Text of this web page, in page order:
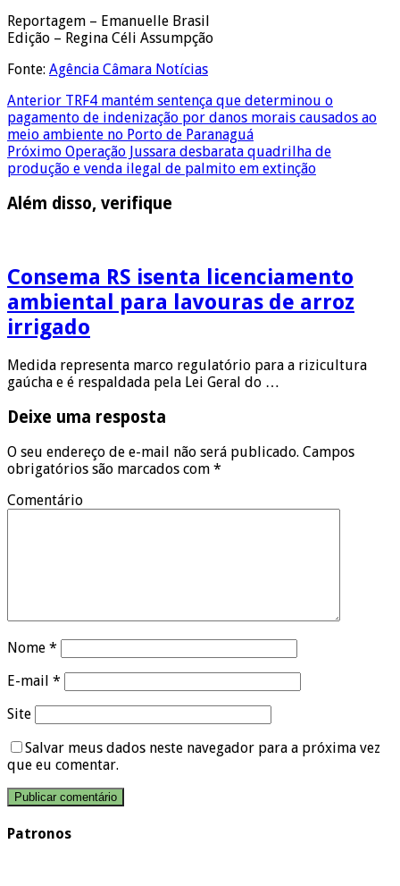
Reportagem – Emanuelle Brasil
Edição – Regina Céli Assumpção
Fonte: Agência Câmara Notícias
Anterior TRF4 mantém sentença que determinou o
pagamento de indenização por danos morais causados ao
meio ambiente no Porto de Paranaguá
Próximo Operação Jussara desbarata quadrilha de
produção e venda ilegal de palmito em extinção
Além disso, verifique
Consema RS isenta licenciamento
ambiental para lavouras de arroz
irrigado
Medida representa marco regulatório para a rizicultura
gaúcha e é respaldada pela Lei Geral do …
Deixe uma resposta
O seu endereço de e-mail não será publicado. Campos
obrigatórios são marcados com *
Comentário
Nome *
E-mail *
Site
Salvar meus dados neste navegador para a próxima vez
que eu comentar.
Patronos